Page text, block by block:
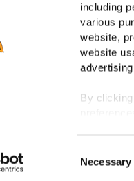
including
various
website,
website
By
any time
Selection
Necessary